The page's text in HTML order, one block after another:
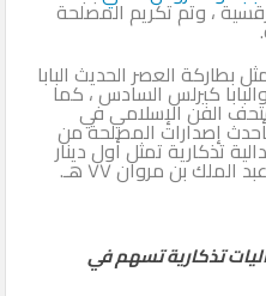
، وتم تكريم المصلحة
بطاركة العصر الحديث البابا
كيرلس السادس ، كما
الفن الإسلامي في
إصدارات المصلحة من
تذكارية تمثل أول دينار
بن مروان ٧٧ هـ.
تذكارية تسهم في